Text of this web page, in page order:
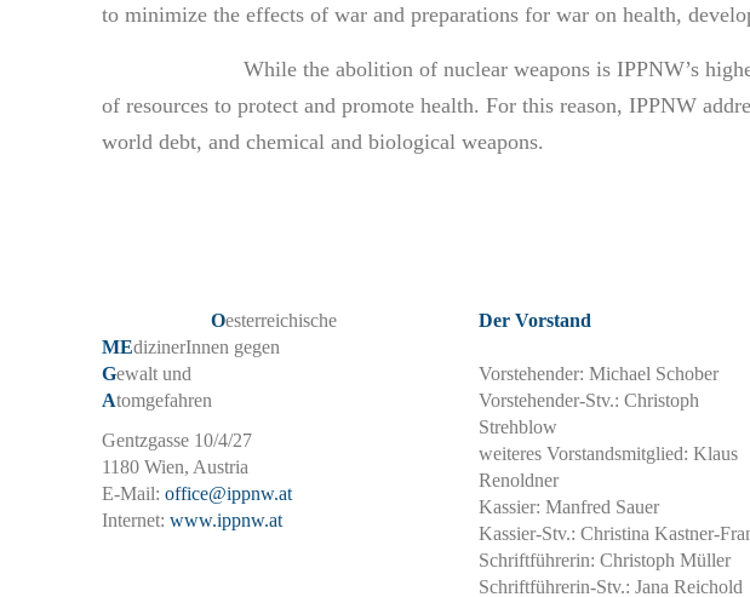
to minimize the effects of war and preparations for war on health,
While the abolition of nuclear weapons is IPPNW’s
of resources to protect and promote health. For this reason, IPPNW
world debt, and chemical and biological weapons.
Oesterreichische
MEdizinerInnen gegen
Gewalt und
Atomgefahren
Gentzgasse 10/4/27
1180 Wien, Austria
E-Mail: office@ippnw.at
Internet: www.ippnw.at
Der Vorstand
Vorstehender: Michael Schober
Vorstehender-Stv.: Christoph
Strehblow
weiteres Vorstandsmitglied: Klaus
Renoldner
Kassier: Manfred Sauer
Kassier-Stv.: Christina Kastner-
Schriftführerin: Christoph Müller
Schriftführerin-Stv.: Jana Reichold